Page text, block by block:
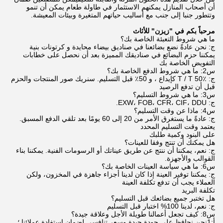
أن أصحاب المنازل يمكنهم الاستثمار في طاولة طعام يمكن أن تنمو
وتتطور جنبا إلى جنب مع أساليب حياتهم المتغيرة وبيئات المعيشة.
مرحباً بكم في "زيزن" للأثاث
ما هي شروط التعبئة الخاصة بك؟
ج: نحن عادةً نضع بضائعنا في صناديق بيضاء محايدة و كرتونات بنية
يمكننا حزم البضائع في صناديقك المميزة بعد أن نحصل على خطابات
التفويض الخاصة بك
س2: ما هي شروط الدفع الخاصة بك؟
ج: T / T 50٪ كإيداع ، و 50٪ قبل التسليم. سنريك صور المنتجات والحزم
قبل أن تدفع الرصيد
س3: ما هي شروط التسليم؟
ج: EXW، FOB، CFR، CIF، DDU.
س4: ماذا عن وقت التسليم؟
ج: عادةً ما يستغرق الأمر من 20 إلى 60 يومًا بعد تلقي الدفع المسبق.
يعتمد وقت التسليم المحدد
على البنود وكمية طلبك
هل يمكنك أن تنتج وفقا للعينات؟
ج: نعم، يمكننا أن ننتج عن طريق عيناتك أو الرسومات الفنية. يمكننا بناء
القوالب والأجهزة.
س6: ما هي سياسة العينات الخاصة بك؟
ج: يمكننا توفير العينة إذا كان لدينا أجزاء جاهزة في المخزون، ولكن
العملاء يجب أن تدفع تكلفة العينة
تكلفة البريد
هل تختبر جميع بضائعك قبل التسليم؟
ج: نعم، لدينا 100% اختبار قبل التسليم
س8: كيف تجعل أعمالنا طويلة الأجل وعلاقة جيدة؟